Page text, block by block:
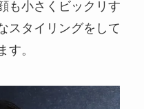
も小さくビックリす
スタイリングをして
す。